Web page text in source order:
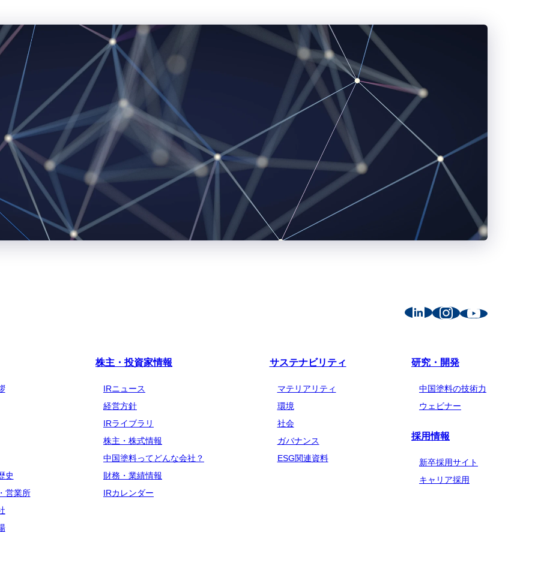
史
営業所
株主・投資家情報
IRニュース
経営方針
IRライブラリ
株主・株式情報
中国塗料ってどんな会社？
財務・業績情報
IRカレンダー
サステナビリティ
マテリアリティ
環境
社会
ガバナンス
ESG関連資料
研究・開発
中国塗料の技術力
ウェビナー
採用情報
新卒採用サイト
キャリア採用